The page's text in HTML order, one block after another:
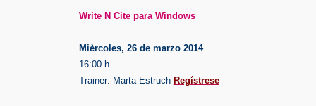
Write N Cite para Windows
Mièrcoles, 26 de marzo 2014
16:00 h.
Trainer: Marta Estruch Regístrese